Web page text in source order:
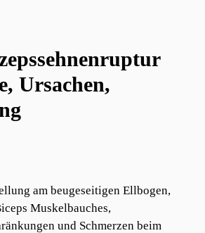
Ursachen,
am beugeseitigen Ellbogen,
Muskelbauches,
und Schmerzen beim